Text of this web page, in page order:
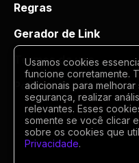
Regras
Gerador de Link
Termos de uso
Politica de privacidade
Usamos cookies
funcione corretamente.
adicionais para
segurança, realizar
relevantes. Esses
somente se você clicar
sobre os cookies que
Privacidade.